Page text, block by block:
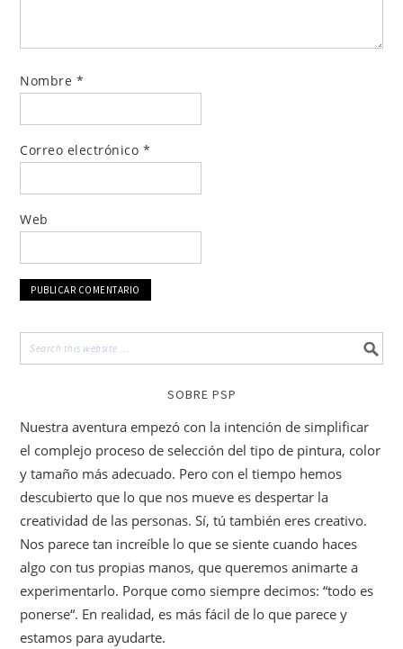
Nombre *
Correo electrónico *
Web
SOBRE PSP
Nuestra aventura empezó con la intención de simplificar
el complejo proceso de selección del tipo de pintura, color
y tamaño más adecuado. Pero con el tiempo hemos
descubierto que lo que nos mueve es despertar la
creatividad de las personas. Sí, tú también eres creativo.
Nos parece tan increíble lo que se siente cuando haces
algo con tus propias manos, que queremos animarte a
experimentarlo. Porque como siempre decimos: “todo es
ponerse“. En realidad, es más fácil de lo que parece y
estamos para ayudarte.